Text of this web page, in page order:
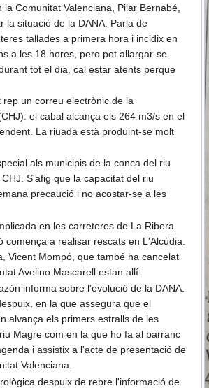
Comunitat Valenciana, Pilar Bernabé,
la situació de la DANA. Parla de
tallades a primera hora i incidix en
a les 18 hores, pero pot allargar-se
tot el dia, cal estar atents perque
un correu electrònic de la
el cabal alcança els 264 m3/s en el
La riuada està produint-se molt
als municipis de la conca del riu
S'afig que la capacitat del riu
precaució i no acostar-se a les
en les carreteres de La Ribera.
a realisar rescats en L'Alcúdia.
Vicent Mompó, que també ha cancelat
Avelino Mascarell estan allí.
informa sobre l'evolució de la DANA.
en la que assegura que el
alvança els primers estralls de les
Magre com en la que ho fa al barranc
i assistix a l'acte de presentació de
Valenciana.
despuix de rebre l'informació de